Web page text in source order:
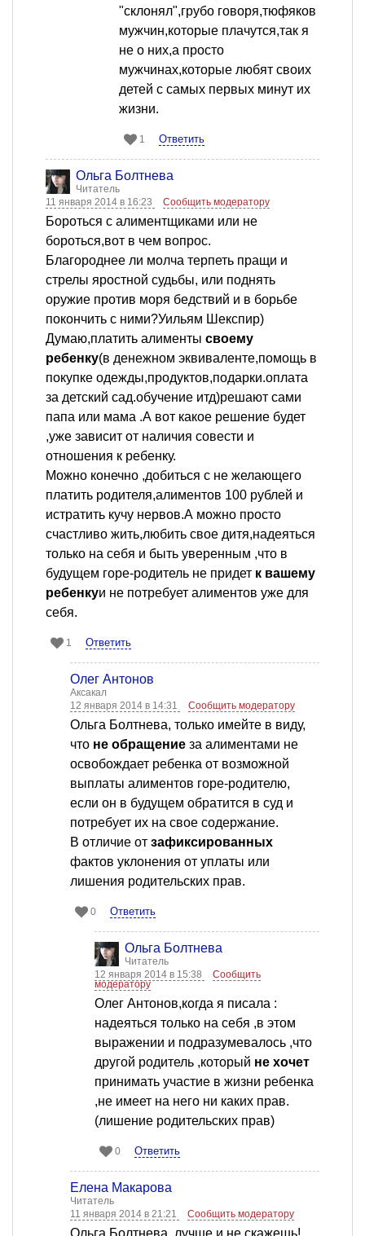
"склонял",грубо говоря,тюфяков
мужчин,которые плачутся,так я
не о них,а просто
мужчинах,которые любят своих
детей с самых первых минут их
жизни.
1 Ответить
Ольга Болтнева
Читатель
11 января 2014 в 16:23
Сообщить модератору
Бороться с алиментщиками или не
бороться,вот в чем вопрос.
Благороднее ли молча терпеть пращи и
стрелы яростной судьбы, или поднять
оружие против моря бедствий и в борьбе
покончить с ними?Уильям Шекспир)
Думаю,платить алименты своему
ребенку(в денежном эквиваленте,помощь в
покупке одежды,продуктов,подарки.оплата
за детский сад.обучение итд)решают сами
папа или мама .А вот какое решение будет
,уже зависит от наличия совести и
отношения к ребенку.
Можно конечно ,добиться с не желающего
платить родителя,алиментов 100 рублей и
истратить кучу нервов.А можно просто
счастливо жить,любить свое дитя,надеяться
только на себя и быть уверенным ,что в
будущем горе-родитель не придет к вашему
ребенкуи не потребует алиментов уже для
себя.
1 Ответить
Олег Антонов
Аксакал
12 января 2014 в 14:31
Сообщить модератору
Ольга Болтнева, только имейте в виду,
что не обращение за алиментами не
освобождает ребенка от возможной
выплаты алиментов горе-родителю,
если он в будущем обратится в суд и
потребует их на свое содержание.
В отличие от зафиксированных
фактов уклонения от уплаты или
лишения родительских прав.
0 Ответить
Ольга Болтнева
Читатель
12 января 2014 в 15:38
Сообщить
модератору
Олег Антонов,когда я писала :
надеяться только на себя ,в этом
выражении и подразумевалось ,что
другой родитель ,который не хочет
принимать участие в жизни ребенка
,не имеет на него ни каких прав.
(лишение родительских прав)
0 Ответить
Елена Макарова
Читатель
11 января 2014 в 21:21
Сообщить модератору
Ольга Болтнева, лучше и не скажешь!